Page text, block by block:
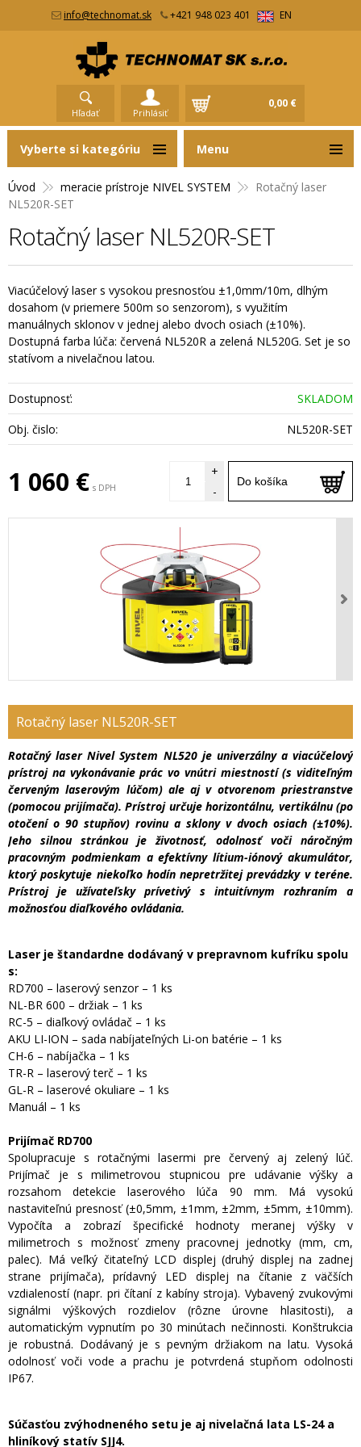
info@technomat.sk +421 948 023 401 EN
Hľadať Prihlásiť
0,00 €
Úvod meracie prístroje NIVEL SYSTEM
Rotačný laser
NL520R-SET
Rotačný laser NL520R-SET
Viacúčelový laser s vysokou presnosťou ±1,0mm/10m, dlhým
dosahom (v priemere 500m so senzorom), s využitím
manuálnych sklonov v jednej alebo dvoch osiach (±10%).
Dostupná farba lúča: červená NL520R a zelená NL520G. Set je so
statívom a nivelačnou latou.
Dostupnosť:
SKLADOM
Obj. čislo:
NL520R-SET
1 060 € s DPH Do košíka
+
-
Rotačný laser NL520R-SET
Rotačný laser Nivel System NL520 je univerzálny a viacúčelový
prístroj na vykonávanie prác vo vnútri miestností (s viditeľným
červeným laserovým lúčom) ale aj v otvorenom priestranstve
(pomocou prijímača). Prístroj určuje horizontálnu, vertikálnu (po
otočení o 90 stupňov) rovinu a sklony v dvoch osiach (±10%).
Jeho silnou stránkou je životnosť, odolnosť voči náročným
pracovným podmienkam a efektívny lítium-iónový akumulátor,
ktorý poskytuje niekoľko hodín nepretržitej prevádzky v teréne.
Prístroj je užívateľsky prívetivý s intuitívnym rozhraním a
možnosťou diaľkového ovládania.
Laser je štandardne dodávaný v prepravnom kufríku spolu
s:
RD700 – laserový senzor – 1 ks
NL-BR 600 – držiak – 1 ks
RC-5 – diaľkový ovládač – 1 ks
AKU LI-ION – sada nabíjateľných Li-on batérie – 1 ks
CH-6 – nabíjačka – 1 ks
TR-R – laserový terč – 1 ks
GL-R – laserové okuliare – 1 ks
Manuál – 1 ks
Prijímač RD700
Spolupracuje s rotačnými lasermi pre červený aj zelený lúč.
Prijímač je s milimetrovou stupnicou pre udávanie výšky a
rozsahom detekcie laserového lúča 90 mm. Má vysokú
nastaviteľnú presnosť (±0,5mm, ±1mm, ±2mm, ±5mm, ±10mm).
Vypočíta a zobrazí špecifické hodnoty meranej výšky v
milimetroch s možnosť zmeny pracovnej jednotky (mm, cm,
palec). Má veľký čitateľný LCD displej (druhý displej na zadnej
strane prijímača), prídavný LED displej na čítanie z väčších
vzdialeností (napr. pri čítaní z kabíny stroja). Vybavený zvukovými
signálmi výškových rozdielov (rôzne úrovne hlasitosti), a
automatickým vypnutím po 30 minútach nečinnosti. Konštrukcia
je robustná. Dodávaný je s pevným držiakom na latu. Vysoká
odolnosť voči vode a prachu je potvrdená stupňom odolnosti
IP67.
Súčasťou zvýhodneného setu je aj nivelačná lata LS-24 a
hliníkový statív SJJ4.
Vyberte si kategóriu Menu